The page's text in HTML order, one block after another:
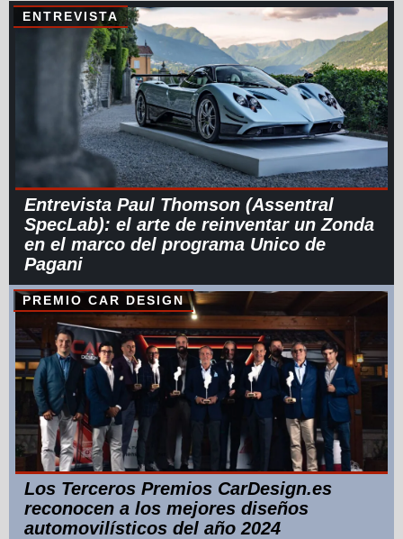
ENTREVISTA
Entrevista Paul Thomson (Assentral
SpecLab): el arte de reinventar un Zonda
en el marco del programa Unico de
Pagani
PREMIO CAR DESIGN
Los Terceros Premios CarDesign.es
reconocen a los mejores diseños
automovilísticos del año 2024